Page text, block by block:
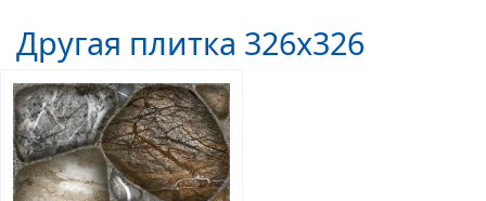
Другая плитка 326x326